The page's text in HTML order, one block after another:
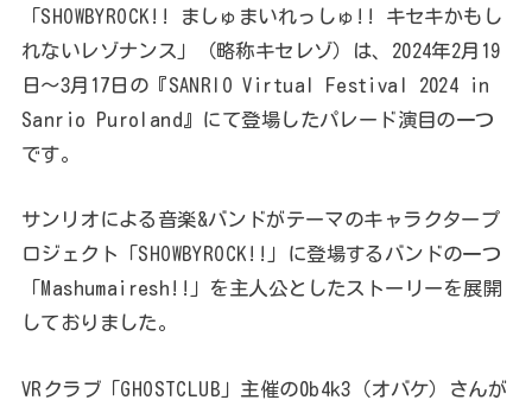
「SHOWBYROCK!! ましゅまいれっしゅ!! キセキかもし
れないレゾナンス」（略称キセレゾ）は、2024年2月19
日〜3月17日の『SANRIO Virtual Festival 2024 in
Sanrio Puroland』にて登場したパレード演目の一つ
です。
サンリオによる音楽&バンドがテーマのキャラクタープ
ロジェクト「SHOWBYROCK!!」に登場するバンドの一つ
「Mashumairesh!!」を主人公としたストーリーを展開
しておりました。
VRクラブ「GHOSTCLUB」主催の0b4k3（オバケ）さんが